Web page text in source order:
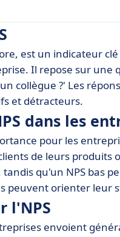
les entreprises
d'NPS
l'NPS
son NPS
est un indicateur
Il repose sur
collègue ?' Les
et détracteurs.
dans les
pour les
de leurs produits
qu'un NPS bas
peuvent orienter leur
l'NPS
envoient